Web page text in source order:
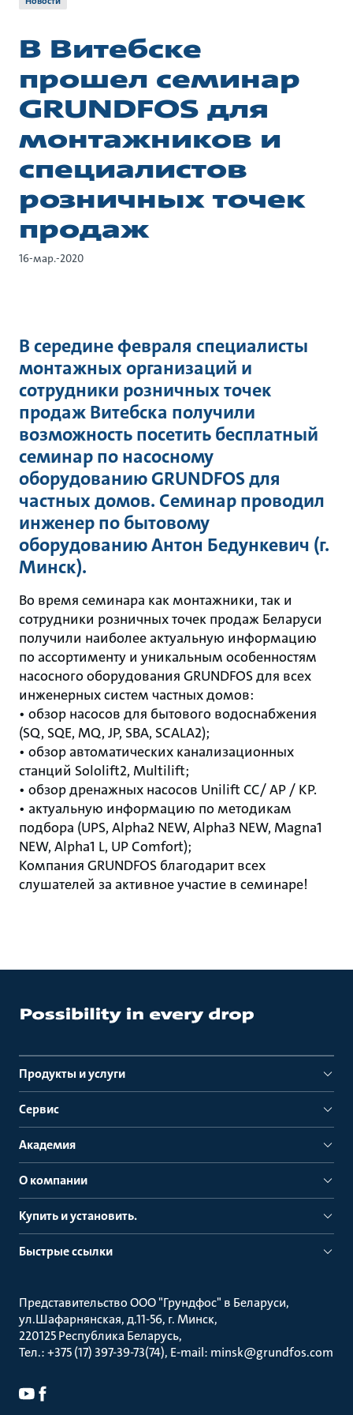
В Витебске
прошел семинар
GRUNDFOS для
монтажников и
специалистов
розничных точек
продаж
16-мар.-2020
В середине февраля специалисты
монтажных организаций и
сотрудники розничных точек
продаж Витебска получили
возможность посетить бесплатный
семинар по насосному
оборудованию GRUNDFOS для
частных домов. Семинар проводил
инженер по бытовому
оборудованию Антон Бедункевич (г.
Минск).
Во время семинара как монтажники, так и
сотрудники розничных точек продаж Беларуси
получили наиболее актуальную информацию
по ассортименту и уникальным особенностям
насосного оборудования GRUNDFOS для всех
инженерных систем частных домов:
• обзор насосов для бытового водоснабжения
(SQ, SQE, MQ, JP, SBA, SCALA2);
• обзор автоматических канализационных
станций Sololift2, Multilift;
• обзор дренажных насосов Unilift CC/ AP / KP.
• актуальную информацию по методикам
подбора (UPS, Alpha2 NEW, Alpha3 NEW, Magna1
NEW, Alpha1 L, UP Comfort);
Компания GRUNDFOS благодарит всех
слушателей за активное участие в семинаре!
Продукты и услуги
Сервис
Академия
О компании
Купить и установить.
Быстрые ссылки
Представительство ООО "Грундфос" в Беларуси
ул.Шафарнянская, д.11-56, г. Минск
220125 Республика Беларусь
Тел.: +375 (17) 397-39-73(74), E-mail: minsk@grundfos.com